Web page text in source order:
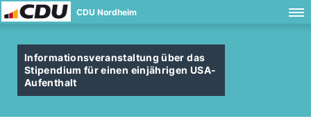
CDU Nordheim
Informationsveranstaltung über das
Stipendium für einen einjährigen USA-
Aufenthalt